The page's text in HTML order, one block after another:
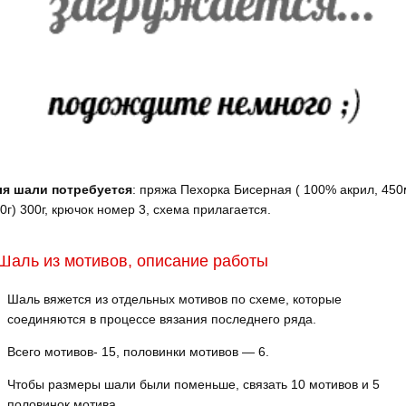
шали потребуется: пряжа Пехорка Бисерная ( 100% акрил,
300г, крючок номер 3, схема прилагается.
из мотивов, описание работы
Шаль вяжется из отдельных мотивов по схеме, которые
соединяются в процессе вязания последнего ряда.
Всего мотивов- 15, половинки мотивов — 6.
Чтобы размеры шали были поменьше, связать 10 мотивов и 5